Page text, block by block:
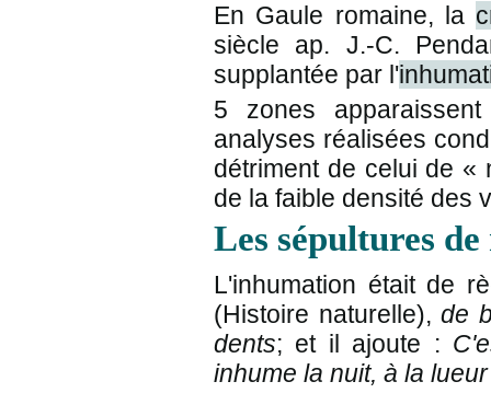
En Gaule romaine, la
siècle ap. J.-C.
supplantée par l'
5 zones
analyses réalisées
détriment de celui de «
de la faible densité des
Les sépultures
L'inhumation était de
(Histoire naturelle),de
dents; et il ajoute :
inhume la nuit, à la